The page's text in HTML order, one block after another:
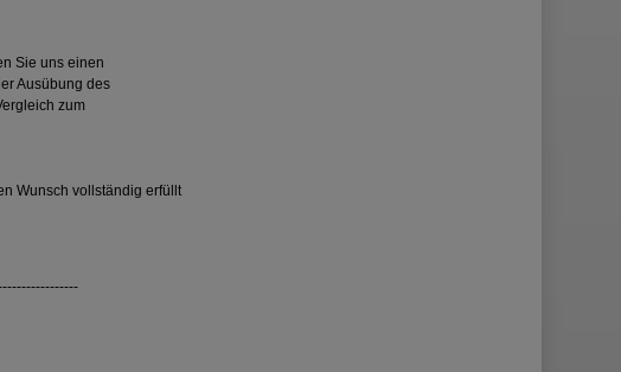
Sie uns einen
Ausübung des
zum
Wunsch vollständig erfüllt